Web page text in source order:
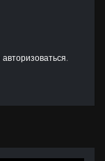
авторизоваться.